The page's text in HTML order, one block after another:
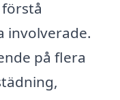
involverade.
på flera